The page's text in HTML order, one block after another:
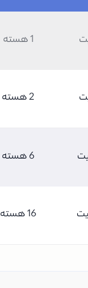
1 هسته
2 هسته
6 هسته
16 هسته